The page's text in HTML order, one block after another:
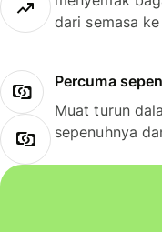
dari semasa ke
Percuma
Muat turun
sepenuhnya